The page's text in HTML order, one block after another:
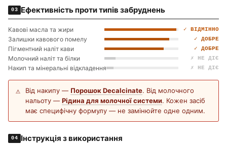
03 Ефективність проти типів забруднень
Кавові масла та жири ✓ ВІДМІННО
Залишки кавового помелу ✓ ДОБРЕ
Пігментний наліт кави ✓ ДОБРЕ
Молочний наліт та білки ✗ НЕ ДІЄ
Накип та мінеральні відкладення ✗ НЕ ДІЄ
⚠ Від накипу — Порошок Decalcinate. Від молочного
нальоту — Рідина для молочної системи. Кожен засіб
має специфічну формулу — не замінюйте одне одним.
04 Інструкція з використання